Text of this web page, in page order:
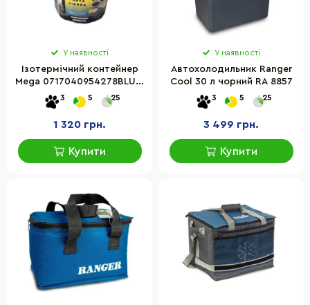
У наявності
Ізотермічний контейнер
Mega 0717040954278BLUE,
2,6 л
3 5 25
1 320 грн.
Купити
У наявності
Автохолодильник Ranger
Cool 30 л чорний RA 8857
3 5 25
3 499 грн.
Купити